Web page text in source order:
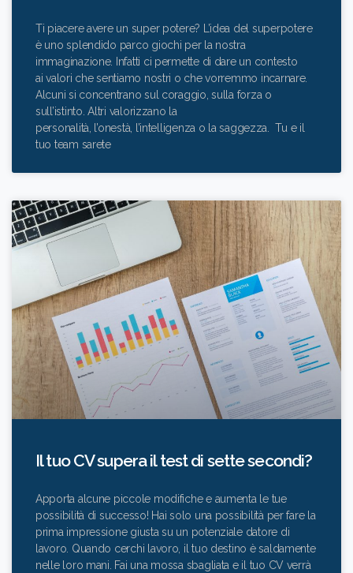
Ti piacere avere un super potere? L’idea del superpotere
è uno splendido parco giochi per la nostra
immaginazione. Infatti ci permette di dare un contesto
ai valori che sentiamo nostri o che vorremmo incarnare.
Alcuni si concentrano sul coraggio, sulla forza o
sull’istinto. Altri valorizzano la
personalità, l’onestà, l’intelligenza o la saggezza. Tu e il
tuo team sarete
Il tuo CV supera il test di sette secondi?
Apporta alcune piccole modifiche e aumenta le tue
possibilità di successo! Hai solo una possibilità per fare la
prima impressione giusta su un potenziale datore di
lavoro. Quando cerchi lavoro, il tuo destino è saldamente
nelle loro mani. Fai una mossa sbagliata e il tuo CV verrà